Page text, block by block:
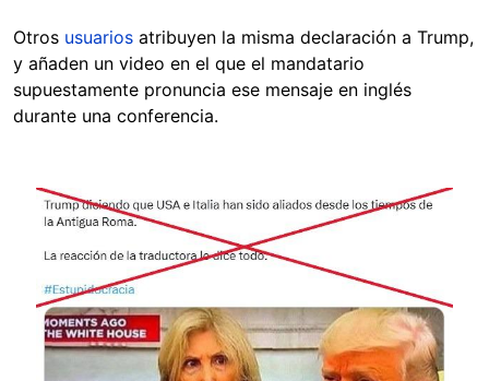
Otros usuarios atribuyen la misma declaración a Trump,
y añaden un video en el que el mandatario
supuestamente pronuncia ese mensaje en inglés
durante una conferencia.
Image